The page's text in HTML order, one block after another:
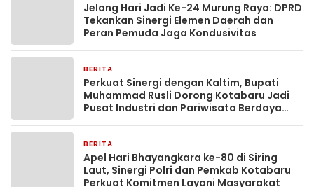
Jelang Hari Jadi Ke-24 Murung Raya: DPRD
Tekankan Sinergi Elemen Daerah dan
Peran Pemuda Jaga Kondusivitas
BERITA
Perkuat Sinergi dengan Kaltim, Bupati
Muhammad Rusli Dorong Kotabaru Jadi
Pusat Industri dan Pariwisata Berdaya
BERITA
Apel Hari Bhayangkara ke-80 di Siring
Laut, Sinergi Polri dan Pemkab Kotabaru
Perkuat Komitmen Layani Masyarakat